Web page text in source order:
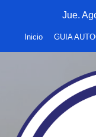
Jue.
Inicio GUIA